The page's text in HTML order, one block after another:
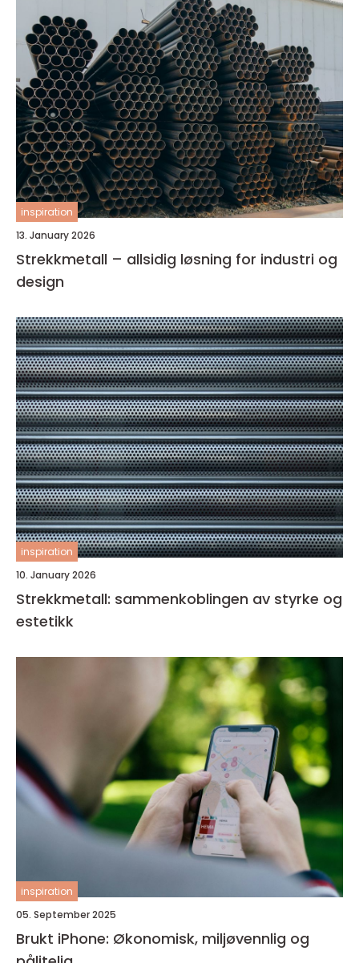
inspiration
13. January 2026
Strekkmetall – allsidig løsning for industri og
design
inspiration
10. January 2026
Strekkmetall: sammenkoblingen av styrke og
estetikk
inspiration
05. September 2025
Brukt iPhone: Økonomisk, miljøvennlig og